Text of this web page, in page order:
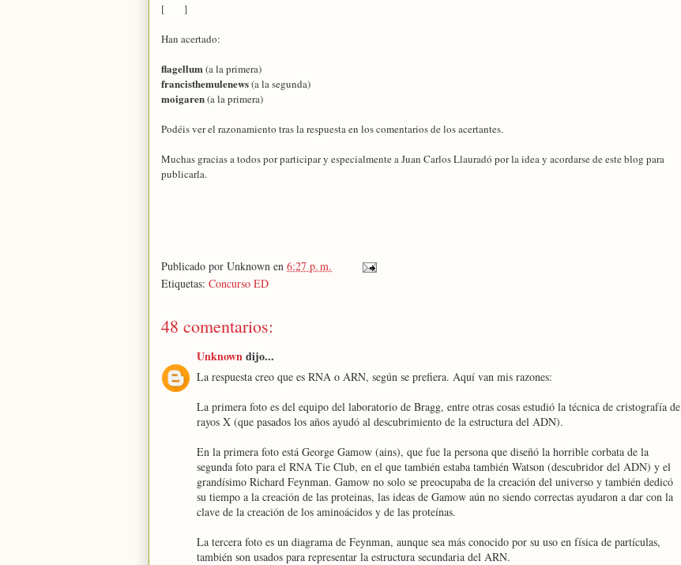
[ ]
Han acertado:
flagellum (a la primera)
francisthemulenews(a la segunda)
moigaren(a la primera)
Podéis ver el razonamiento tras la respuesta en los comentarios de los acertantes.
Muchas gracias a todos por participar y especialmente a Juan Carlos Llauradó por la idea y acordarse de este blog para
publicarla.
Publicado por Unknown en 6:27 p. m.
Etiquetas: Concurso ED
48 comentarios:
Unknowndijo...
La respuesta creo que es RNA o ARN, según se prefiera. Aquí van mis razones:
La primera foto es del equipo del laboratorio de Bragg, entre otras cosas estudió la técnica de cristografía de
rayos X (que pasados los años ayudó al descubrimiento de la estructura del ADN).
En la primera foto está George Gamow (ains), que fue la persona que diseñó la horrible corbata de la
segunda foto para el RNA Tie Club, en el que también estaba también Watson (descubridor del ADN) y el
grandísimo Richard Feynman. Gamow no solo se preocupaba de la creación del universo y también dedicó
su tiempo a la creación de las proteinas, las ideas de Gamow aún no siendo correctas ayudaron a dar con la
clave de la creación de los aminoácidos y de las proteínas.
La tercera foto es un diagrama de Feynman, aunque sea más conocido por su uso en física de partículas,
también son usados para representar la estructura secundaria del ARN.